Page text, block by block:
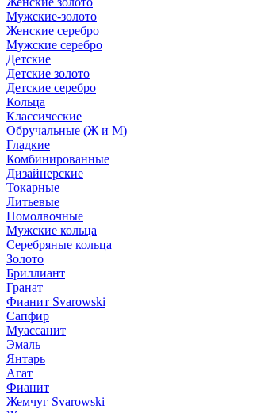
Мужские-золото
Женские серебро
Мужские серебро
Детские
Детские золото
Детские серебро
Кольца
Классические
Обручальные (Ж и М)
Гладкие
Комбинированные
Дизайнерские
Токарные
Литьевые
Помолвочные
Мужские кольца
Серебряные кольца
Золото
Бриллиант
Гранат
Фианит Svarowski
Сапфир
Муассанит
Эмаль
Янтарь
Агат
Фианит
Жемчуг Svarowski